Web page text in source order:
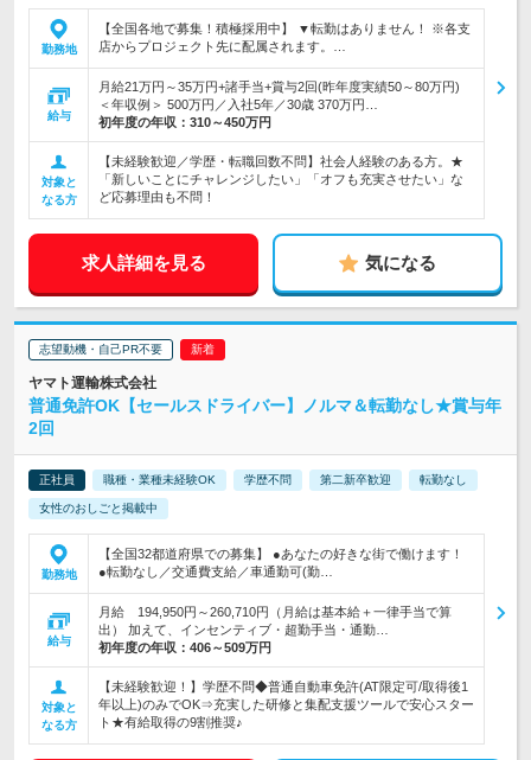
勤務地
【全国各地で募集！積極採用中】 ▼転勤はありません！ ※各支
店からプロジェクト先に配属されます。…
給与
月給21万円～35万円+諸手当+賞与2回(昨年度実績50～80万円)
＜年収例＞ 500万円／入社5年／30歳 370万円…
初年度の年収： 310～450万円
対象と
なる方
【未経験歓迎／学歴・転職回数不問】社会人経験のある方。★
「新しいことにチャレンジしたい」「オフも充実させたい」な
ど応募理由も不問！
求人詳細を見る 気になる
志望動機・自己PR不要
ヤマト運輸株式会社
普通免許OK【セールスドライバー】ノルマ＆転勤なし★賞与年
2回
正社員 職種・業種未経験OK 学歴不問 第二新卒歓迎 転勤なし
女性のおしごと掲載中
勤務地
【全国32都道府県での募集】 ●あなたの好きな街で働けます！
●転勤なし／交通費支給／車通勤可(勤…
給与
月給 194,950円～260,710円（月給は基本給＋一律手当で算
出） 加えて、インセンティブ・超勤手当・通勤…
初年度の年収： 406～509万円
対象と
なる方
【未経験歓迎！】学歴不問◆普通自動車免許(AT限定可/取得後1
年以上)のみでOK⇒充実した研修と集配支援ツールで安心スター
ト★有給取得の9割推奨♪